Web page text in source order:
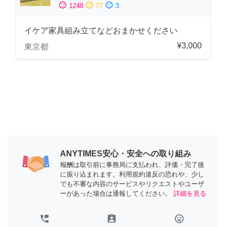
sentiment_satisfied 1248 sentiment_neutral 77 sentiment_dissatisfied 3
イケア家具組み立てなどおまかせください
東京都
¥3,000
ANYTIMES安心・安全への取り組み
報酬は取引前に事務局に支払われ、評価・完了後
に振り込まれます。利用規約違反の恐れや、少し
でも不審な内容のサービスやリクエストやユーザ
ーがあった場合は通報してください。
詳細を見る
perm_phone_msg assignment_ind tag_faces